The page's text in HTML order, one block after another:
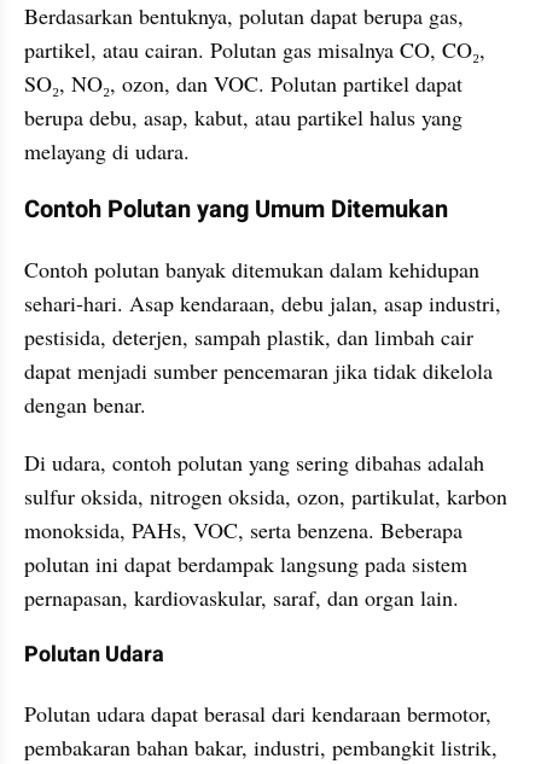
Berdasarkan bentuknya, polutan dapat berupa gas,
partikel, atau cairan. Polutan gas misalnya CO, CO₂,
SO₂, NO₂, ozon, dan VOC. Polutan partikel dapat
berupa debu, asap, kabut, atau partikel halus yang
melayang di udara.
Contoh Polutan yang Umum Ditemukan
Contoh polutan banyak ditemukan dalam kehidupan
sehari-hari. Asap kendaraan, debu jalan, asap industri,
pestisida, deterjen, sampah plastik, dan limbah cair
dapat menjadi sumber pencemaran jika tidak dikelola
dengan benar.
Di udara, contoh polutan yang sering dibahas adalah
sulfur oksida, nitrogen oksida, ozon, partikulat, karbon
monoksida, PAHs, VOC, serta benzena. Beberapa
polutan ini dapat berdampak langsung pada sistem
pernapasan, kardiovaskular, saraf, dan organ lain.
Polutan Udara
Polutan udara dapat berasal dari kendaraan bermotor,
pembakaran bahan bakar, industri, pembangkit listrik,